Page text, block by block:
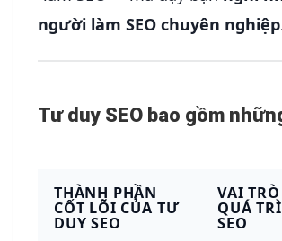
người làm SEO chuyên nghiệp
Tư duy SEO bao gồm
THÀNH PHẦN
CỐT LÕI CỦA TƯ
DUY SEO
VAI
QUÁ
SEO